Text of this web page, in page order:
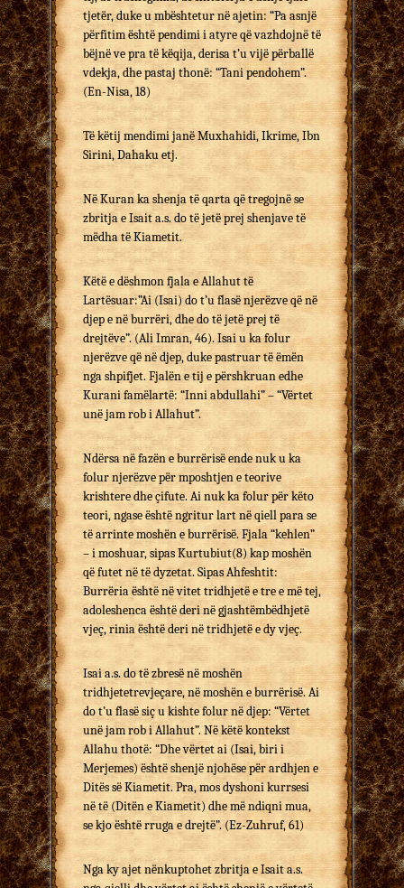
tjetër, duke u mbështetur në ajetin: “Pa asnjë
përfitim është pendimi i atyre që vazhdojnë të
bëjnë ve pra të këqija, derisa t’u vijë përballë
vdekja, dhe pastaj thonë: “Tani pendohem”.
(En-Nisa, 18)
Të këtij mendimi janë Muxhahidi, Ikrime, Ibn
Sirini, Dahaku etj.
Në Kuran ka shenja të qarta që tregojnë se
zbritja e Isait a.s. do të jetë prej shenjave të
mëdha të Kiametit.
Këtë e dëshmon fjala e Allahut të
Lartësuar:”Ai (Isai) do t’u flasë njerëzve që në
djep e në burrëri, dhe do të jetë prej të
drejtëve”. (Ali Imran, 46). Isai u ka folur
njerëzve që në djep, duke pastruar të ëmën
nga shpifjet. Fjalën e tij e përshkruan edhe
Kurani famëlartë: “Inni abdullahi” – “Vërtet
unë jam rob i Allahut”.
Ndërsa në fazën e burrërisë ende nuk u ka
folur njerëzve për mposhtjen e teorive
krishtere dhe çifute. Ai nuk ka folur për këto
teori, ngase është ngritur lart në qiell para se
të arrinte moshën e burrërisë. Fjala “kehlen”
– i moshuar, sipas Kurtubiut(8) kap moshën
që futet në të dyzetat. Sipas Ahfeshtit:
Burrëria është në vitet tridhjetë e tre e më tej,
adoleshenca është deri në gjashtëmbëdhjetë
vjeç, rinia është deri në tridhjetë e dy vjeç.
Isai a.s. do të zbresë në moshën
tridhjetetrevjeçare, në moshën e burrërisë. Ai
do t’u flasë siç u kishte folur në djep: “Vërtet
unë jam rob i Allahut”. Në këtë kontekst
Allahu thotë: “Dhe vërtet ai (Isai, biri i
Merjemes) është shenjë njohëse për ardhjen e
Ditës së Kiametit. Pra, mos dyshoni kurrsesi
në të (Ditën e Kiametit) dhe më ndiqni mua,
se kjo është rruga e drejtë”. (Ez-Zuhruf, 61)
Nga ky ajet nënkuptohet zbritja e Isait a.s.